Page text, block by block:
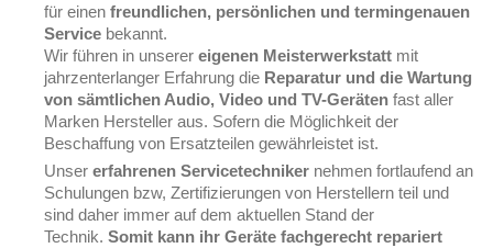
für einen freundlichen, persönlichen und termingenauen
Service bekannt.
Wir führen in unserer eigenen Meisterwerkstatt mit
jahrzenterlanger Erfahrung die Reparatur und die Wartung
von sämtlichen Audio, Video und TV-Geräten fast aller
Marken Hersteller aus. Sofern die Möglichkeit der
Beschaffung von Ersatzteilen gewährleistet ist.
Unser erfahrenen Servicetechniker nehmen fortlaufend an
Schulungen bzw, Zertifizierungen von Herstellern teil und
sind daher immer auf dem aktuellen Stand der
Technik. Somit kann ihr Geräte fachgerecht repariert